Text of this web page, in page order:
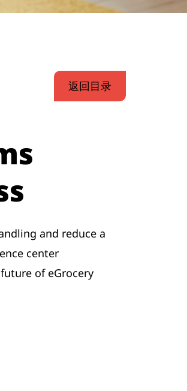
返回目录
and reduce a
center
of eGrocery